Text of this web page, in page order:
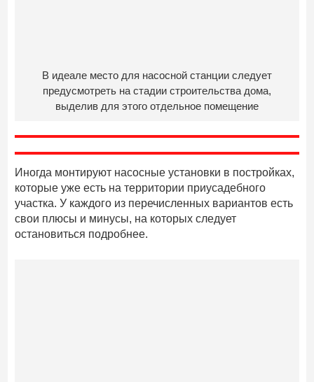
В идеале место для насосной станции следует
предусмотреть на стадии строительства дома,
выделив для этого отдельное помещение
Иногда монтируют насосные установки в постройках,
которые уже есть на территории приусадебного
участка. У каждого из перечисленных вариантов есть
свои плюсы и минусы, на которых следует
остановиться подробнее.